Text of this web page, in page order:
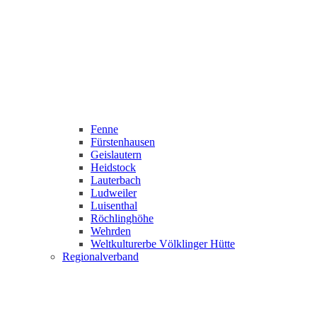
Fenne
Fürstenhausen
Geislautern
Heidstock
Lauterbach
Ludweiler
Luisenthal
Röchlinghöhe
Wehrden
Weltkulturerbe Völklinger Hütte
Regionalverband